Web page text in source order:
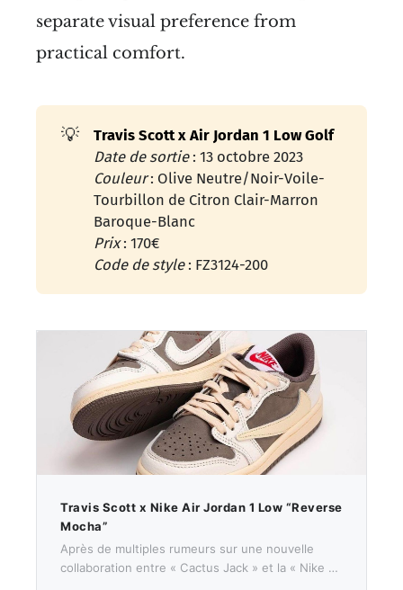
separate visual preference from
practical comfort.
💡
Travis Scott x Air Jordan 1 Low Golf
Date de sortie: 13 octobre 2023
Couleur : Olive Neutre/Noir-Voile-
Tourbillon de Citron Clair-Marron
Baroque-Blanc
Prix : 170€
Code de style: FZ3124-200
Travis Scott x Nike Air Jordan 1 Low “Reverse
Mocha”
Après de multiples rumeurs sur une nouvelle
collaboration entre « Cactus Jack » et la « Nike »,